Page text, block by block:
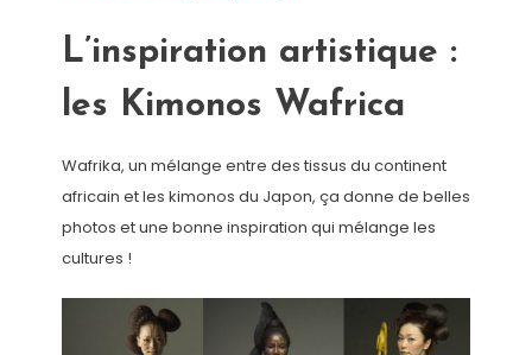
L’inspiration artistique :
les Kimonos Wafrica
Wafrika, un mélange entre des tissus du continent
africain et les kimonos du Japon, ça donne de belles
photos et une bonne inspiration qui mélange les
cultures !